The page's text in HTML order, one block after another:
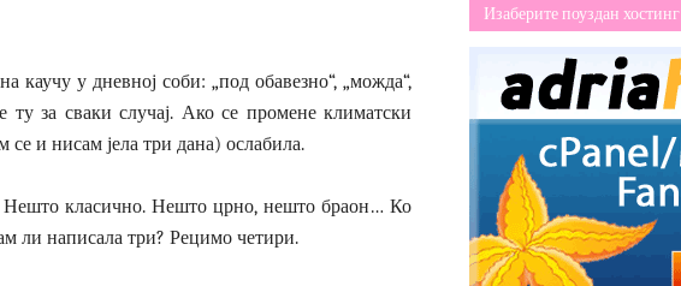
у дневној соби: „под обавезно“, „можда“,
ту за сваки случај. Ако се промене климатски
и нисам јела три дана) ослабила.
Нешто класично. Нешто црно, нешто браон… Ко
ли написала три? Рецимо четири.
Изаберите поуздан хостинг